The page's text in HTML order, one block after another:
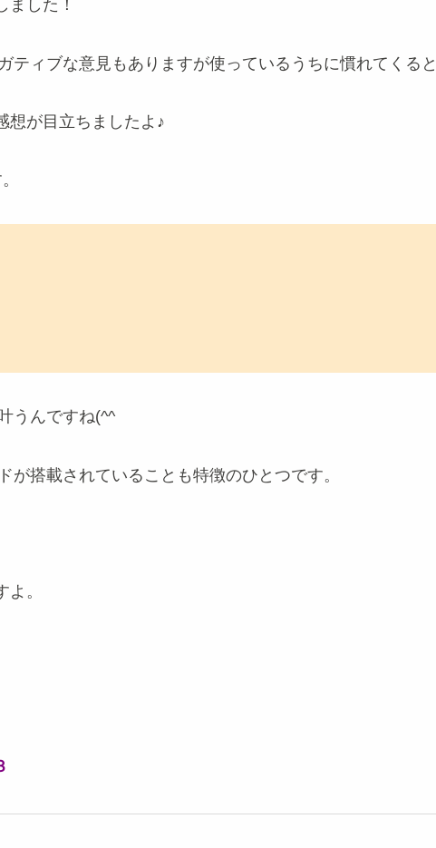
した！
ティブな意見もありますが使っているうちに慣れてくる
想が目立ちましたよ♪
うんですね(^^
搭載されていることも特徴のひとつです。
。